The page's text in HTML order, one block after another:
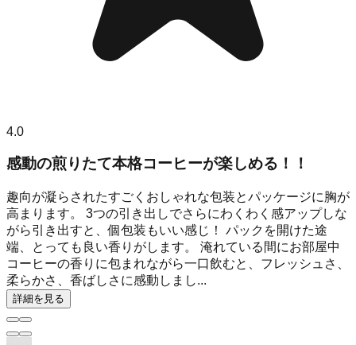
4.0
感動の煎りたて本格コーヒーが楽しめる！！
趣向が凝らされたすごくおしゃれな包装とパッケージに胸が
高まります。 3つの引き出しでさらにわくわく感アップしな
がら引き出すと、個包装もいい感じ！ パックを開けた途
端、とっても良い香りがします。 淹れている間にお部屋中
コーヒーの香りに包まれながら一口飲むと、フレッシュさ、
柔らかさ、香ばしさに感動しまし...
詳細を見る